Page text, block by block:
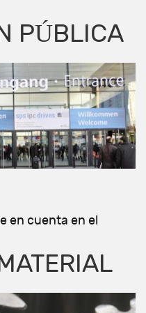
PÚBLICA
en cuenta en el